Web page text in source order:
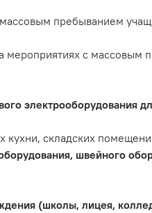
пребыванием
мероприятиях с массовым
электрооборудования
складских
швейного
(школы, лицея,